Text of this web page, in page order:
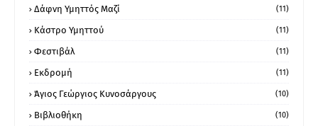
Δάφνη Υμηττός Μαζί (11)
Κάστρο Υμηττού (11)
Φεστιβάλ (11)
Εκδρομή (11)
Άγιος Γεώργιος Κυνοσάργους (10)
Βιβλιοθήκη (10)